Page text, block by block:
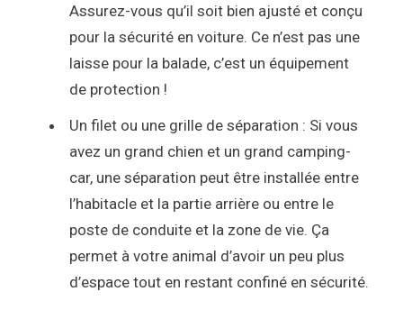
Assurez-vous qu’il soit bien ajusté et conçu
pour la sécurité en voiture. Ce n’est pas une
laisse pour la balade, c’est un équipement
de protection !
Un filet ou une grille de séparation : Si vous
avez un grand chien et un grand camping-
car, une séparation peut être installée entre
l’habitacle et la partie arrière ou entre le
poste de conduite et la zone de vie. Ça
permet à votre animal d’avoir un peu plus
d’espace tout en restant confiné en sécurité.